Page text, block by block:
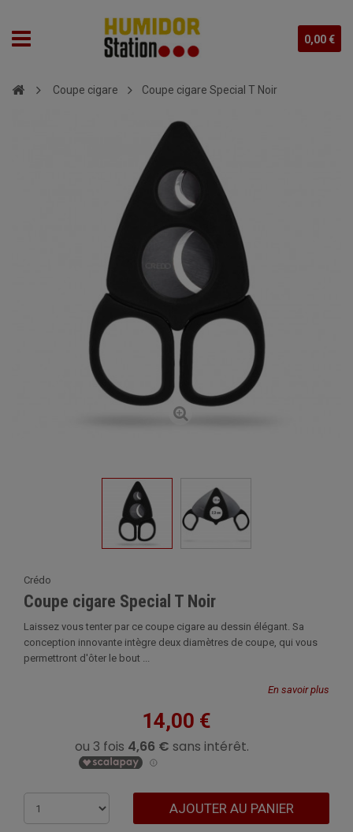
0,00 €
Coupe cigare Coupe cigare Special T Noir
Crédo
Coupe cigare Special T Noir
Laissez vous tenter par ce coupe cigare au dessin élégant. Sa
conception innovante intègre deux diamètres de coupe, qui vous
permettront d'ôter le bout ...
En savoir plus
14,00 €
AJOUTER AU PANIER